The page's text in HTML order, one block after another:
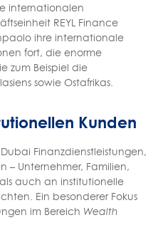
internationalen
REYL Finance
ihre internationale
fort, die enorme
zum Beispiel die
sowie Ostafrikas.
Kunden
Finanzdienstleistungen,
– Unternehmer, Familien,
auch an institutionelle
Ein besonderer Fokus
im Bereich Wealth